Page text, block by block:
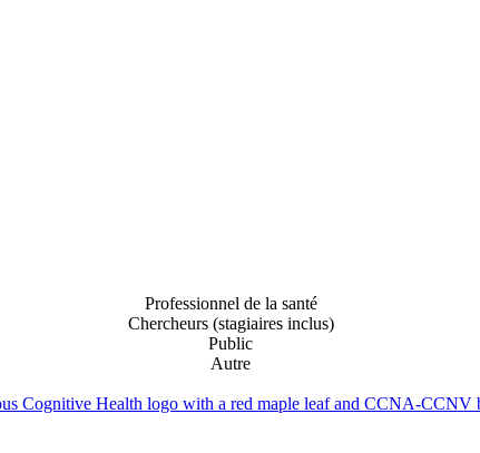
Professionnel de la santé
Chercheurs (stagiaires inclus)
Public
Autre